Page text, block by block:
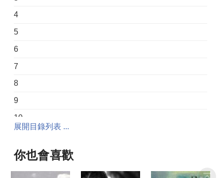
4
5
6
7
8
9
10
引子
第一站：柏拉圖的《理想國》
展開目錄列表 ...
你也會喜歡